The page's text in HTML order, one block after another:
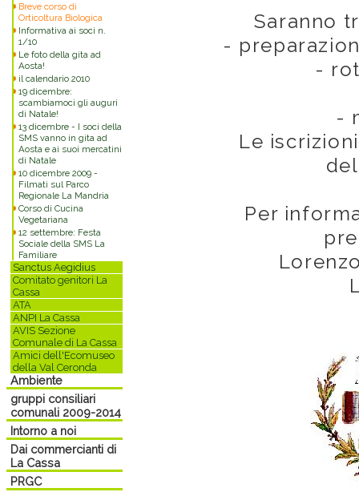
Breve corso di
Orticoltura Biologica
Informativa ai soci n.
1/10
Le foto della gita ad
Aosta!
il calendario 2010
19 dicembre:
scambiamoci gli auguri
di Natale!
13 dicembre - I soci della
SMS vanno in gita ad
Aosta e ai suoi mercatini
di Natale
10 dicembre 2009 -
Filmati sul Parco
Regionale La Mandria
Corso di Cucina
Vegetariana
12 settembre: Festa
Sociale della SMS La
Familiare
Sanctus Aegidius
Comitato genitori La
Cassa
ATA
ANPI La Cassa
AVIS Sezione
Comunale di La Cassa
Amici dell'Ecomuseo
della Val Ceronda
Ambiente
gruppi consiliari
comunali 2009-2014
Intorno a noi
Dai commercianti di
La Cassa
PRGC
Saranno
-
-
-
Le
Per